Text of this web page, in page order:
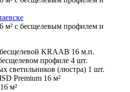
м² с бесщелевым профилем и
KRAAB 16 м.п.
профиле 4 шт.
светильников (люстра) 1 шт.
Premium 16 м²
16 м²